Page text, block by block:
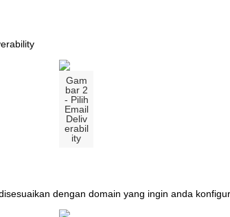
Gam
bar 2
- Pilih
Email
Deliv
erabil
ity
dengan domain yang ingin anda